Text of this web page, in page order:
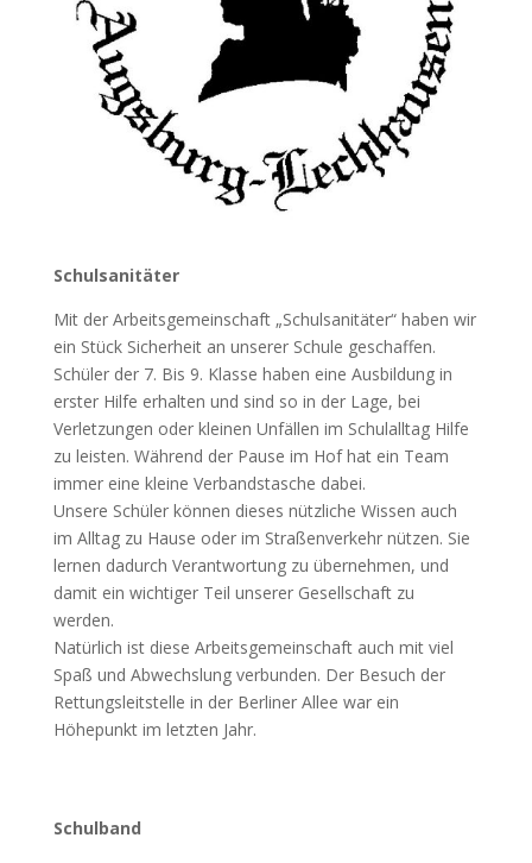
Schulsanitäter
Mit der Arbeitsgemeinschaft „Schulsanitäter“ haben wir
ein Stück Sicherheit an unserer Schule geschaffen.
Schüler der 7. Bis 9. Klasse haben eine Ausbildung in
erster Hilfe erhalten und sind so in der Lage, bei
Verletzungen oder kleinen Unfällen im Schulalltag Hilfe
zu leisten. Während der Pause im Hof hat ein Team
immer eine kleine Verbandstasche dabei.
Unsere Schüler können dieses nützliche Wissen auch
im Alltag zu Hause oder im Straßenverkehr nützen. Sie
lernen dadurch Verantwortung zu übernehmen, und
damit ein wichtiger Teil unserer Gesellschaft zu
werden.
Natürlich ist diese Arbeitsgemeinschaft auch mit viel
Spaß und Abwechslung verbunden. Der Besuch der
Rettungsleitstelle in der Berliner Allee war ein
Höhepunkt im letzten Jahr.
Schulband